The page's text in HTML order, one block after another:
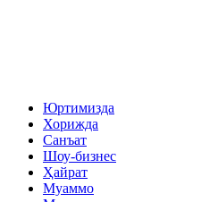
Юртимизда
Хорижда
Санъат
Шоу-бизнес
Ҳайрат
Муаммо